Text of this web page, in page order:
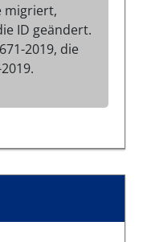
migriert,
ID geändert.
2019, die